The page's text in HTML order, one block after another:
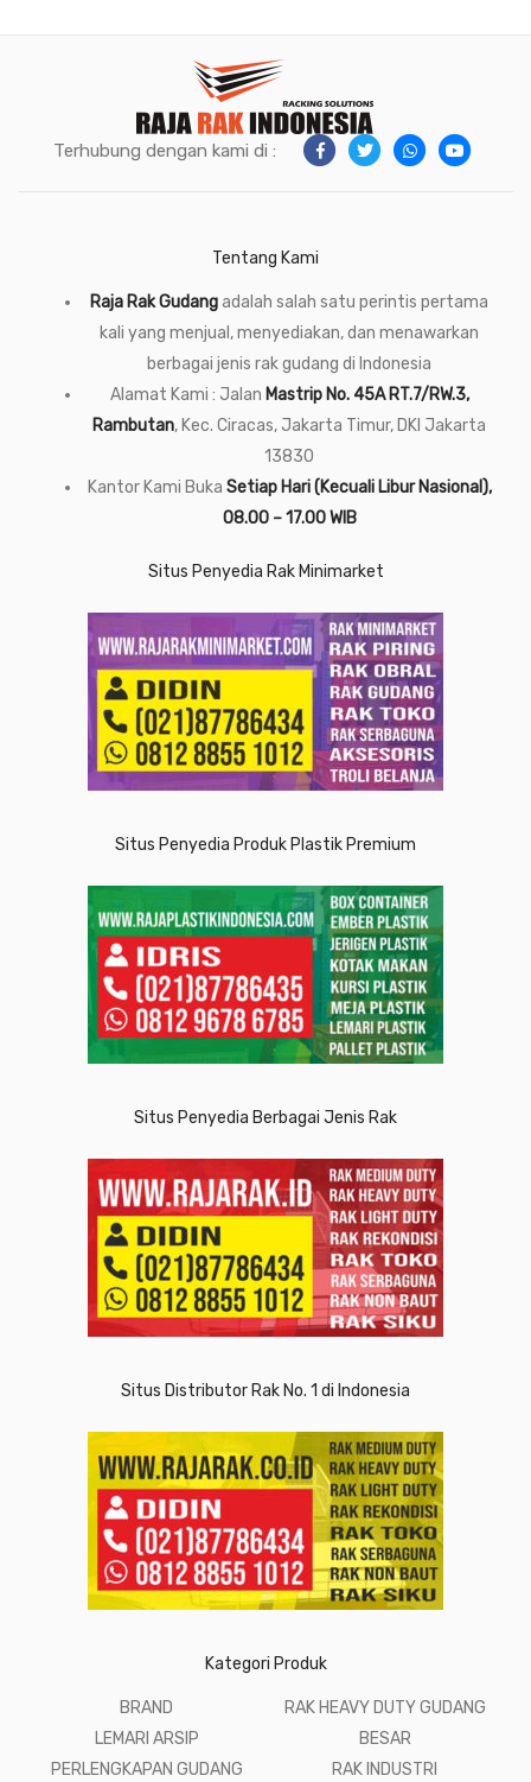
Terhubung dengan kami di :
Tentang Kami
Raja Rak Gudangadalah salah satu perintis pertama
kali yang menjual, menyediakan, dan menawarkan
berbagai jenis rak gudang di Indonesia
Alamat Kami : Jalan Mastrip No. 45A RT.7/RW.3,
Rambutan, Kec. Ciracas, Jakarta Timur, DKI Jakarta
13830
Kantor Kami Buka Setiap Hari (Kecuali Libur Nasional),
08.00 – 17.00 WIB
Situs Penyedia Rak Minimarket
Situs Penyedia Produk Plastik Premium
Situs Penyedia Berbagai Jenis Rak
Situs Distributor Rak No. 1 di Indonesia
Kategori Produk
BRAND
LEMARI ARSIP
PERLENGKAPAN GUDANG
RAK HEAVY DUTY GUDANG
BESAR
RAK INDUSTRI